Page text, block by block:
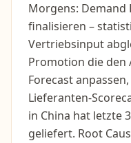
Morgens:
finalisieren –
Vertriebsinput
Promotion die den
Forecast
Lieferanten-
in China hat letzte
geliefert. Root